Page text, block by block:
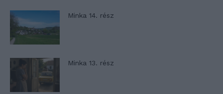
Minka 14. rész
Minka 13. rész